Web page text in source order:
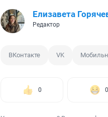
Елизавета
Редактор
ВКонтакте VK
0 0